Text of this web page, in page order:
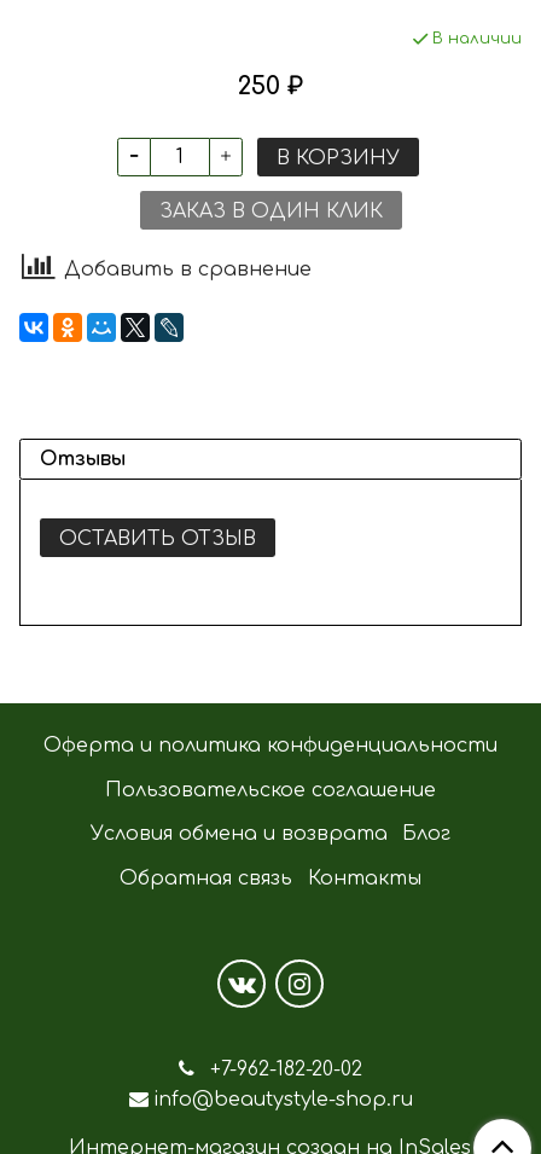
В наличии
250 ₽
В КОРЗИНУ
ЗАКАЗ В ОДИН КЛИК
Добавить в сравнение
Отзывы
ОСТАВИТЬ ОТЗЫВ
Оферта и политика конфиденциальности
Пользовательское соглашение
Условия обмена и возврата Блог
Обратная связь Контакты
+7-962-182-20-02
info@beautystyle-shop.ru
Интернет-магазин создан на InSales